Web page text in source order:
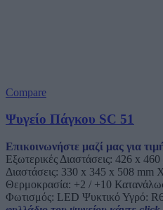
Compare
Ψυγείο Πάγκου SC 51
Επικοινωνήστε μαζί μας για
Εξωτερικές Διαστάσεις: 426 x
Διαστάσεις: 330 x 345 x 508 mm
Θερμοκρασία: +2 / +10
Φωτισμός: LED Ψυκτικό Υγρό: